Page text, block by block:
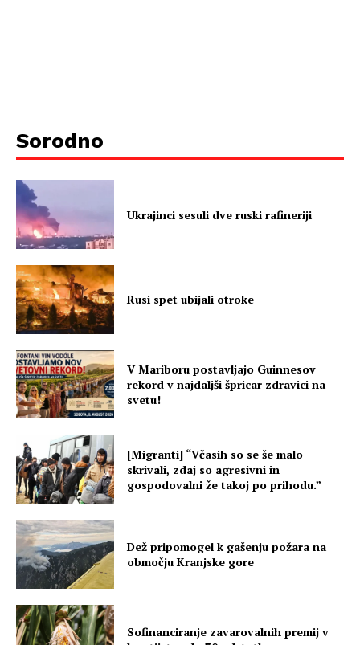
Sorodno
Ukrajinci sesuli dve ruski rafineriji
Rusi spet ubijali otroke
V Mariboru postavljajo Guinnesov
rekord v najdaljši špricar zdravici na
svetu!
[Migranti] “Včasih so se še malo
skrivali, zdaj so agresivni in
gospodovalni že takoj po prihodu.”
Dež pripomogel k gašenju požara na
območju Kranjske gore
Sofinanciranje zavarovalnih premij v